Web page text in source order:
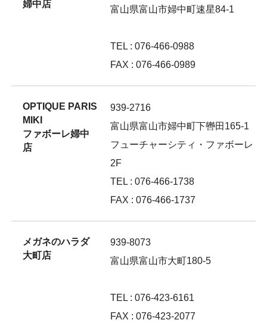
婦中店
富山県富山市婦中町速星84-1
TEL : 076-466-0988
FAX : 076-466-0989
OPTIQUE PARIS
MIKI
ファボーレ婦中
店
939-2716
富山県富山市婦中町下轡田165-1
フューチャーシティ・ファボーレ
2F
TEL : 076-466-1738
FAX : 076-466-1737
メガネのハラダ
大町店
939-8073
富山県富山市大町180-5
TEL : 076-423-6161
FAX : 076-423-2077